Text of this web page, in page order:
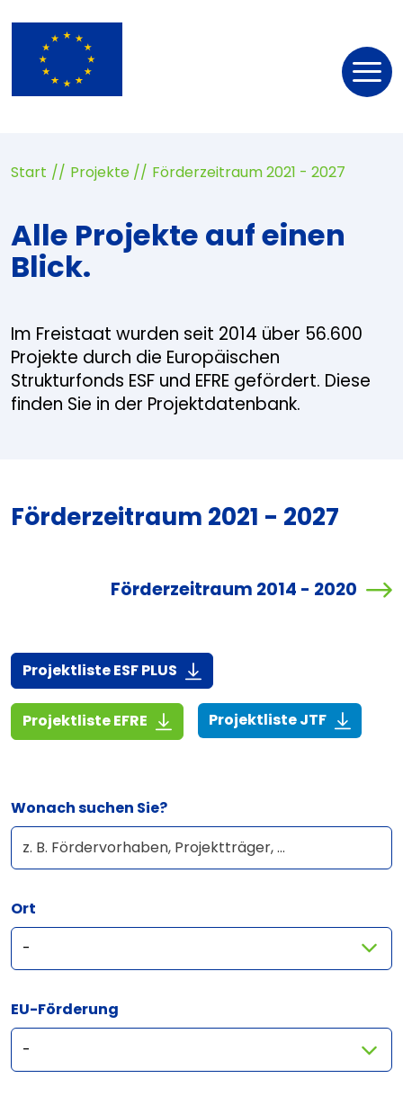
Start Projekte Förderzeitraum 2021 - 2027
Alle Projekte auf einen
Blick.
Im Freistaat wurden seit 2014 über 56.600
Projekte durch die Europäischen
Strukturfonds ESF und EFRE gefördert. Diese
finden Sie in der Projektdatenbank.
Förderzeitraum 2021 - 2027
Förderzeitraum 2014 - 2020
Projektliste ESF PLUS (916,7 KiB)
Projektliste EFRE (1,4 MiB)Projektliste JTF(268,6
Wonach suchen Sie?
Ort
EU-Förderung